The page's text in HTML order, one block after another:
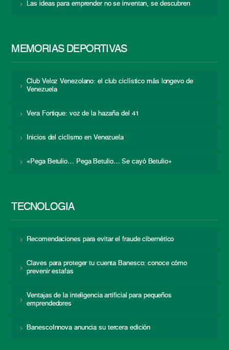
Las ideas para emprender no se inventan, se descubren
MEMORIAS DEPORTIVAS
Club Veloz Venezolano: el club ciclístico más longevo de
Venezuela
Vera Fortique: voz de la hazaña del 41
Inicios del ciclismo en Venezuela
«Pega Betulio… Pega Betulio… Se cayó Betulio»
TECNOLOGÍA
Recomendaciones para evitar el fraude cibernético
Claves para proteger tu cuenta Banesco: conoce cómo
prevenir estafas
Ventajas de la inteligencia artificial para pequeños
emprendedores
BanescoInnova anuncia su tercera edición